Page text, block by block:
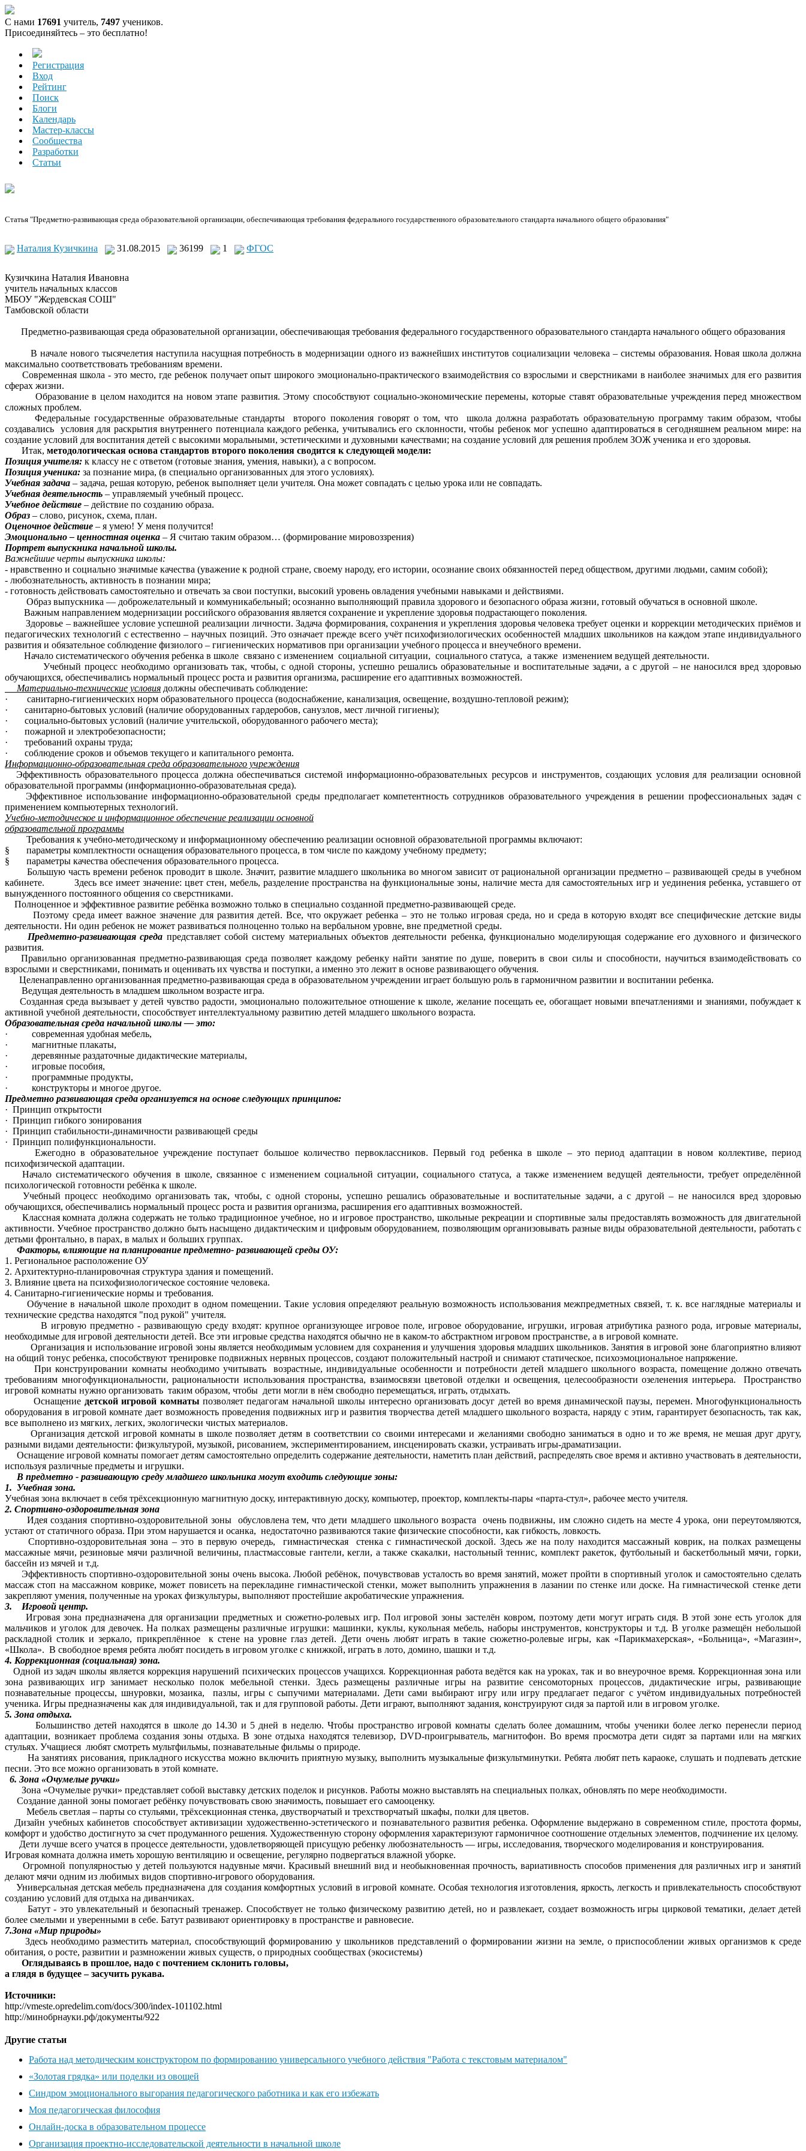
С нами 17691 учитель, 7497 учеников.
Присоединяйтесь – это бесплатно!
Регистрация
Вход
Рейтинг
Поиск
Блоги
Календарь
Мастер-классы
Сообщества
Разработки
Статьи
Статья "Предметно-развивающая среда образовательной организации, обеспечивающая требования федерального государственного образовательного стандарта начального общего образования"
Наталия Кузичкина 31.08.2015 36199 1 ФГОС
Кузичкина Наталия Ивановна
учитель начальных классов
МБОУ "Жердевская СОШ"
Тамбовской области
Предметно-развивающая среда образовательной организации, обеспечивающая требования федерального государственного образовательного стандарта начального общего образования
В начале нового тысячелетия наступила насущная потребность в модернизации одного из важнейших институтов социализации человека – системы образования. Новая школа должна
максимально соответствовать требованиям времени.
Современная школа - это место, где ребенок получает опыт широкого эмоционально-практического взаимодействия со взрослыми и сверстниками в наиболее значимых для его развития
сферах жизни.
Образование в целом находится на новом этапе развития. Этому способствуют социально-экономические перемены, которые ставят образовательные учреждения перед множеством
сложных проблем.
Федеральные государственные образовательные стандарты второго поколения говорят о том, что школа должна разработать образовательную программу таким образом, чтобы
создавались условия для раскрытия внутреннего потенциала каждого ребенка, учитывались его склонности, чтобы ребенок мог успешно адаптироваться в сегодняшнем реальном мире: на
создание условий для воспитания детей с высокими моральными, эстетическими и духовными качествами; на создание условий для решения проблем ЗОЖ ученика и его здоровья.
Итак, методологическая основа стандартов второго поколения сводится к следующей модели:
Позиция учителя: к классу не с ответом (готовые знания, умения, навыки), а с вопросом.
Позиция ученика: за познание мира, (в специально организованных для этого условиях).
Учебная задача – задача, решая которую, ребенок выполняет цели учителя. Она может совпадать с целью урока или не совпадать.
Учебная деятельность – управляемый учебный процесс.
Учебное действие – действие по созданию образа.
Образ – слово, рисунок, схема, план.
Оценочное действие – я умею! У меня получится!
Эмоционально – ценностная оценка – Я считаю таким образом… (формирование мировоззрения)
Портрет выпускника начальной школы.
Важнейшие черты выпускника школы:
- нравственно и социально значимые качества (уважение к родной стране, своему народу, его истории, осознание своих обязанностей перед обществом, другими людьми, самим собой);
- любознательность, активность в познании мира;
- готовность действовать самостоятельно и отвечать за свои поступки, высокий уровень овладения учебными навыками и действиями.
Образ выпускника — доброжелательный и коммуникабельный; осознанно выполняющий правила здорового и безопасного образа жизни, готовый обучаться в основной школе.
Важным направлением модернизации российского образования является сохранение и укрепление здоровья подрастающего поколения.
Здоровье – важнейшее условие успешной реализации личности. Задача формирования, сохранения и укрепления здоровья человека требует оценки и коррекции методических приёмов и
педагогических технологий с естественно – научных позиций. Это означает прежде всего учёт психофизиологических особенностей младших школьников на каждом этапе индивидуального
развития и обязательное соблюдение физиолого – гигиенических нормативов при организации учебного процесса и внеучебного времени.
Начало систематического обучения ребенка в школе связано с изменением социальной ситуации, социального статуса, а также изменением ведущей деятельности.
Учебный процесс необходимо организовать так, чтобы, с одной стороны, успешно решались образовательные и воспитательные задачи, а с другой – не наносился вред здоровью
обучающихся, обеспечивались нормальный процесс роста и развития организма, расширение его адаптивных возможностей.
Материально-технические условия должны обеспечивать соблюдение:
· санитарно-гигиенических норм образовательного процесса (водоснабжение, канализация, освещение, воздушно-тепловой режим);
· санитарно-бытовых условий (наличие оборудованных гардеробов, санузлов, мест личной гигиены);
· социально-бытовых условий (наличие учительской, оборудованного рабочего места);
· пожарной и электробезопасности;
· требований охраны труда;
· соблюдение сроков и объемов текущего и капитального ремонта.
Информационно-образовательная среда образовательного учреждения
Эффективность образовательного процесса должна обеспечиваться системой информационно-образовательных ресурсов и инструментов, создающих условия для реализации основной
образовательной программы (информационно-образовательная среда).
Эффективное использование информационно-образовательной среды предполагает компетентность сотрудников образовательного учреждения в решении профессиональных задач с
применением компьютерных технологий.
Учебно-методическое и информационное обеспечение реализации основной
образовательной программы
Требования к учебно-методическому и информационному обеспечению реализации основной образовательной программы включают:
§ параметры комплектности оснащения образовательного процесса, в том числе по каждому учебному предмету;
§ параметры качества обеспечения образовательного процесса.
Большую часть времени ребенок проводит в школе. Значит, развитие младшего школьника во многом зависит от рациональной организации предметно – развивающей среды в учебном
кабинете. Здесь все имеет значение: цвет стен, мебель, разделение пространства на функциональные зоны, наличие места для самостоятельных игр и уединения ребенка, уставшего от
вынужденного постоянного общения со сверстниками.
Полноценное и эффективное развитие ребёнка возможно только в специально созданной предметно-развивающей среде.
Поэтому среда имеет важное значение для развития детей. Все, что окружает ребенка – это не только игровая среда, но и среда в которую входят все специфические детские виды
деятельности. Ни один ребенок не может развиваться полноценно только на вербальном уровне, вне предметной среды.
Предметно-развивающая среда представляет собой систему материальных объектов деятельности ребенка, функционально моделирующая содержание его духовного и физического
развития.
Правильно организованная предметно-развивающая среда позволяет каждому ребенку найти занятие по душе, поверить в свои силы и способности, научиться взаимодействовать со
взрослыми и сверстниками, понимать и оценивать их чувства и поступки, а именно это лежит в основе развивающего обучения.
Целенаправленно организованная предметно-развивающая среда в образовательном учреждении играет большую роль в гармоничном развитии и воспитании ребенка.
Ведущая деятельность в младшем школьном возрасте игра.
Созданная среда вызывает у детей чувство радости, эмоционально положительное отношение к школе, желание посещать ее, обогащает новыми впечатлениями и знаниями, побуждает к
активной учебной деятельности, способствует интеллектуальному развитию детей младшего школьного возраста.
Образовательная среда начальной школы — это:
· современная удобная мебель,
· магнитные плакаты,
· деревянные раздаточные дидактические материалы,
· игровые пособия,
· программные продукты,
· конструкторы и многое другое.
Предметно развивающая среда организуется на основе следующих принципов:
· Принцип открытости
· Принцип гибкого зонирования
· Принцип стабильности-динамичности развивающей среды
· Принцип полифункциональности.
Ежегодно в образовательное учреждение поступает большое количество первоклассников. Первый год ребенка в школе – это период адаптации в новом коллективе, период
психофизической адаптации.
Начало систематического обучения в школе, связанное с изменением социальной ситуации, социального статуса, а также изменением ведущей деятельности, требует определённой
психологической готовности ребёнка к школе.
Учебный процесс необходимо организовать так, чтобы, с одной стороны, успешно решались образовательные и воспитательные задачи, а с другой – не наносился вред здоровью
обучающихся, обеспечивались нормальный процесс роста и развития организма, расширения его адаптивных возможностей.
Классная комната должна содержать не только традиционное учебное, но и игровое пространство, школьные рекреации и спортивные залы предоставлять возможность для двигательной
активности. Учебное пространство должно быть насыщено дидактическим и цифровым оборудованием, позволяющим организовывать разные виды образовательной деятельности, работать с
детьми фронтально, в парах, в малых и больших группах.
Факторы, влияющие на планирование предметно- развивающей среды ОУ:
1. Региональное расположение ОУ
2. Архитектурно-планировочная структура здания и помещений.
3. Влияние цвета на психофизиологическое состояние человека.
4. Санитарно-гигиенические нормы и требования.
Обучение в начальной школе проходит в одном помещении. Такие условия определяют реальную возможность использования межпредметных связей, т. к. все наглядные материалы и
технические средства находятся "под рукой" учителя.
В игровую предметно - развивающую среду входят: крупное организующее игровое поле, игровое оборудование, игрушки, игровая атрибутика разного рода, игровые материалы,
необходимые для игровой деятельности детей. Все эти игровые средства находятся обычно не в каком-то абстрактном игровом пространстве, а в игровой комнате.
Организация и использование игровой зоны является необходимым условием для сохранения и улучшения здоровья младших школьников. Занятия в игровой зоне благоприятно влияют
на общий тонус ребенка, способствуют тренировке подвижных нервных процессов, создают положительный настрой и снимают статическое, психоэмоциональное напряжение.
При конструировании комнаты необходимо учитывать возрастные, индивидуальные особенности и потребности детей младшего школьного возраста, помещение должно отвечать
требованиям многофункциональности, рациональности использования пространства, взаимосвязи цветовой отделки и освещения, целесообразности озеленения интерьера. Пространство
игровой комнаты нужно организовать таким образом, чтобы дети могли в нём свободно перемещаться, играть, отдыхать.
Оснащение детской игровой комнатыпозволяет педагогам начальной школы интересно организовать досуг детей во время динамической паузы, перемен. Многофункциональность
оборудования в игровой комнате дает возможность проведения подвижных игр и развития творчества детей младшего школьного возраста, наряду с этим, гарантирует безопасность, так как,
все выполнено из мягких, легких, экологически чистых материалов.
Организация детской игровой комнаты в школе позволяет детям в соответствии со своими интересами и желаниями свободно заниматься в одно и то же время, не мешая друг другу,
разными видами деятельности: физкультурой, музыкой, рисованием, экспериментированием, инсценировать сказки, устраивать игры-драматизации.
Оснащение игровой комнаты помогает детям самостоятельно определить содержание деятельности, наметить план действий, распределять свое время и активно участвовать в деятельности,
используя различные предметы и игрушки.
В предметно - развивающую среду младшего школьника могут входить следующие зоны:
1. Учебная зона.
Учебная зона включает в себя трёхсекционную магнитную доску, интерактивную доску, компьютер, проектор, комплекты-пары «парта-стул», рабочее место учителя.
2. Спортивно-оздоровительная зона
Идея создания спортивно-оздоровительной зоны обусловлена тем, что дети младшего школьного возраста очень подвижны, им сложно сидеть на месте 4 урока, они переутомляются,
устают от статичного образа. При этом нарушается и осанка, недостаточно развиваются такие физические способности, как гибкость, ловкость.
Спортивно-оздоровительная зона – это в первую очередь, гимнастическая стенка с гимнастической доской. Здесь же на полу находится массажный коврик, на полках размещены
массажные мячи, резиновые мячи различной величины, пластмассовые гантели, кегли, а также скакалки, настольный теннис, комплект ракеток, футбольный и баскетбольный мячи, горки,
бассейн из мячей и т.д.
Эффективность спортивно-оздоровительной зоны очень высока. Любой ребёнок, почувствовав усталость во время занятий, может пройти в спортивный уголок и самостоятельно сделать
массаж стоп на массажном коврике, может повисеть на перекладине гимнастической стенки, может выполнить упражнения в лазании по стенке или доске. На гимнастической стенке дети
закрепляют умения, полученные на уроках физкультуры, выполняют простейшие акробатические упражнения.
3. Игровой центр.
Игровая зона предназначена для организации предметных и сюжетно-ролевых игр. Пол игровой зоны застелён ковром, поэтому дети могут играть сидя. В этой зоне есть уголок для
мальчиков и уголок для девочек. На полках размещены различные игрушки: машинки, куклы, кукольная мебель, наборы инструментов, конструкторы и т.д. В уголке размещён небольшой
раскладной столик и зеркало, прикреплённое к стене на уровне глаз детей. Дети очень любят играть в такие сюжетно-ролевые игры, как «Парикмахерская», «Больница», «Магазин»,
«Школа». В свободное время ребята любят посидеть в игровом уголке с книжкой, играть в лото, домино, шашки и т.д.
4. Коррекционная (социальная) зона.
Одной из задач школы является коррекция нарушений психических процессов учащихся. Коррекционная работа ведётся как на уроках, так и во внеурочное время. Коррекционная зона или
зона развивающих игр занимает несколько полок мебельной стенки. Здесь размещены различные игры на развитие сенсомоторных процессов, дидактические игры, развивающие
познавательные процессы, шнуровки, мозаика, пазлы, игры с сыпучими материалами. Дети сами выбирают игру или игру предлагает педагог с учётом индивидуальных потребностей
ученика. Игры предназначены как для индивидуальной, так и для групповой работы. Дети играют, выполняют задания, конструируют сидя за партой или в игровом уголке.
5. Зона отдыха.
Большинство детей находятся в школе до 14.30 и 5 дней в неделю. Чтобы пространство игровой комнаты сделать более домашним, чтобы ученики более легко перенесли период
адаптации, возникает проблема создания зоны отдыха. В зоне отдыха находятся телевизор, DVD-проигрыватель, магнитофон. Во время просмотра дети сидят за партами или на мягких
стульях. Учащиеся любят смотреть мультфильмы, познавательные фильмы о природе.
На занятиях рисования, прикладного искусства можно включить приятную музыку, выполнить музыкальные физкультминутки. Ребята любят петь караоке, слушать и подпевать детские
песни. Это все можно организовать в этой комнате.
6. Зона «Очумелые ручки»
Зона «Очумелые ручки» представляет собой выставку детских поделок и рисунков. Работы можно выставлять на специальных полках, обновлять по мере необходимости.
Создание данной зоны помогает ребёнку почувствовать свою значимость, повышает его самооценку.
Мебель светлая – парты со стульями, трёхсекционная стенка, двустворчатый и трехстворчатый шкафы, полки для цветов.
Дизайн учебных кабинетов способствует активизации художественно-эстетического и познавательного развития ребенка. Оформление выдержано в современном стиле, простота формы,
комфорт и удобство достигнуто за счет продуманного решения. Художественную сторону оформления характеризуют гармоничное соотношение отдельных элементов, подчинение их целому.
Дети лучше всего учатся в процессе деятельности, удовлетворяющей присущую ребенку любознательность — игры, исследования, творческого моделирования и конструирования.
Игровая комната должна иметь хорошую вентиляцию и освещение, регулярно подвергаться влажной уборке.
Огромной популярностью у детей пользуются надувные мячи. Красивый внешний вид и необыкновенная прочность, вариативность способов применения для различных игр и занятий
делают мячи одним из любимых видов спортивно-игрового оборудования.
Универсальная детская мебель предназначена для создания комфортных условий в игровой комнате. Особая технология изготовления, яркость, легкость и привлекательность способствуют
созданию условий для отдыха на диванчиках.
Батут - это увлекательный и безопасный тренажер. Способствует не только физическому развитию детей, но и развлекает, создает возможность игры цирковой тематики, делает детей
более смелыми и уверенными в себе. Батут развивают ориентировку в пространстве и равновесие.
7.Зона «Мир природы»
Здесь необходимо разместить материал, способствующий формированию у школьников представлений о формировании жизни на земле, о приспособлении живых организмов к среде
обитания, о росте, развитии и размножении живых существ, о природных сообществах (экосистемы)
Оглядываясь в прошлое, надо с почтением склонить головы,
а глядя в будущее – засучить рукава.
Источники:
http://vmeste.opredelim.com/docs/300/index-101102.html
http://минобрнауки.рф/документы/922
Другие статьи
Работа над методическим конструктором по формированию универсального учебного действия "Работа с текстовым материалом"
«Золотая грядка» или поделки из овощей
Синдром эмоционального выгорания педагогического работника и как его избежать
Моя педагогическая философия
Онлайн-доска в образовательном процессе
Организация проектно-исследовательской деятельности в начальной школе